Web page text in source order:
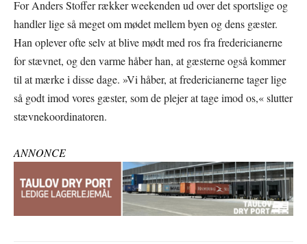
For Anders Stoffer rækker weekenden ud over det sportslige og
handler lige så meget om mødet mellem byen og dens gæster.
Han oplever ofte selv at blive mødt med ros fra fredericianerne
for stævnet, og den varme håber han, at gæsterne også kommer
til at mærke i disse dage. »Vi håber, at fredericianerne tager lige
så godt imod vores gæster, som de plejer at tage imod os,« slutter
stævnekoordinatoren.
ANNONCE